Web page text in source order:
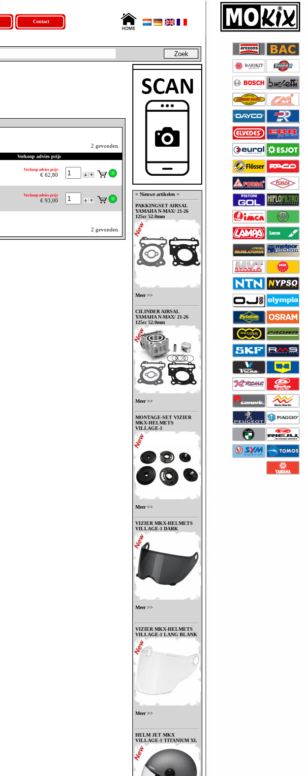
Contact
2 gevonden.
Verkoop advies prijs
Verkoop advies prijs
€ 62,80
Verkoop advies prijs
€ 93,00
2 gevonden.
= Nieuwe artikelen =
PAKKINGSET AIRSAL
YAMAHA N-MAX/ 21-26
125cc 52.0mm
Meer >>
CILINDER AIRSAL
YAMAHA N-MAX/ 21-26
125cc 52.0mm
Meer >>
MONTAGE-SET VIZIER
MKX-HELMETS
VILLAGE-1
Meer >>
VIZIER MKX-HELMETS
VILLAGE-1 DARK
Meer >>
VIZIER MKX-HELMETS
VILLAGE-1 LANG BLANK
Meer >>
HELM JET MKX
VILLAGE-1 TITANIUM XL